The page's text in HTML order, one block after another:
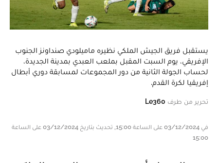
يستقبل فريق الجيش الملكي نظيره ماميلودي صنداونز الجنوب
الإفريقي، يوم السبت المقبل بملعب العبدي بمدينة الجديدة،
لحساب الجولة الثانية من دور المجموعات لمسابقة دوري أبطال
إفريقيا لكرة القدم.
تحرير من طرف Le360
في 03/12/2024 على الساعة 15:00, تحديث بتاريخ 03/12/2024 على الساعة
15:00